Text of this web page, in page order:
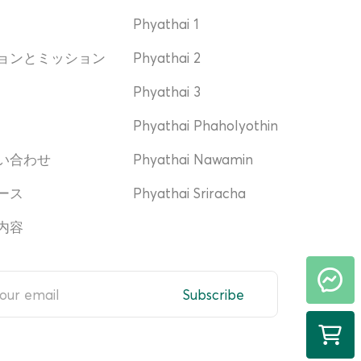
ンとミッション
合わせ
ス
容
Phyathai 1
Phyathai 2
Phyathai 3
Phyathai Phaholyothin
Phyathai Nawamin
Phyathai Sriracha
Subscribe